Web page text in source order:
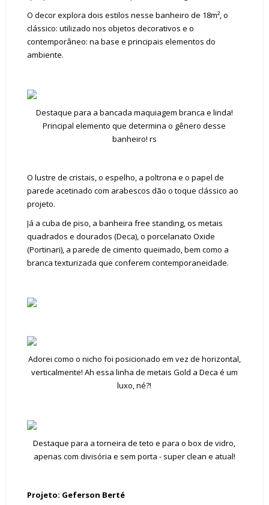
O decor explora dois estilos nesse banheiro de 18m², o
clássico: utilizado nos objetos decorativos e o
contemporâneo: na base e principais elementos do
ambiente.
Destaque para a bancada maquiagem branca e linda!
Principal elemento que determina o gênero desse
banheiro! rs
O lustre de cristais, o espelho, a poltrona e o papel de
parede acetinado com arabescos dão o toque clássico ao
projeto.
Já a cuba de piso, a banheira free standing, os metais
quadrados e dourados (Deca), o porcelanato Oxide
(Portinari), a parede de cimento queimado, bem como a
branca texturizada que conferem contemporaneidade.
Adorei como o nicho foi posicionado em vez de horizontal,
verticalmente! Ah essa linha de metais Gold a Deca é um
luxo, né?!
Destaque para a torneira de teto e para o box de vidro,
apenas com divisória e sem porta - super clean e atual!
Projeto: Geferson Berté